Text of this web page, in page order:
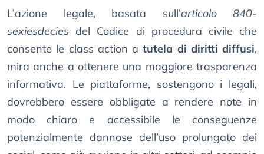
L’azione legale, basata sull’articolo 840-
sexiesdecies del Codice di procedura civile che
consente le class action atutela di diritti diffusi,
mira anche a ottenere una maggiore trasparenza
informativa. Le piattaforme, sostengono i legali,
dovrebbero essere obbligate a rendere note in
modo chiaro e accessibile le conseguenze
potenzialmente dannose dell’uso prolungato dei